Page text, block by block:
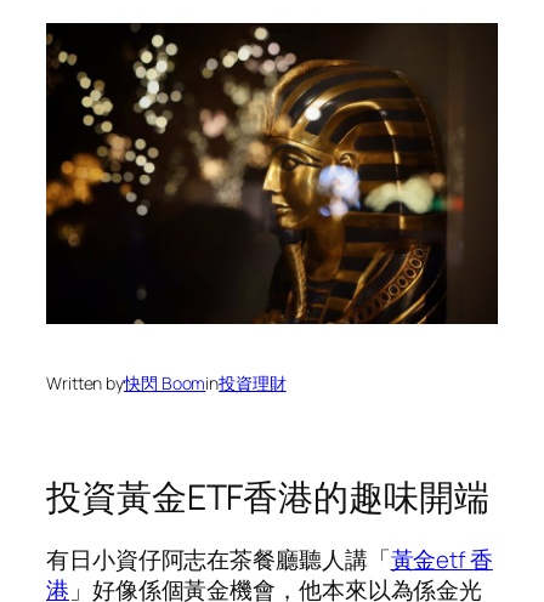
Written by快閃 Boomin投資理財
投資黃金ETF香港的趣味開端
有日小資仔阿志在茶餐廳聽人講「黃金etf 香
港 」好像係個黃金機會，他本來以為係金光